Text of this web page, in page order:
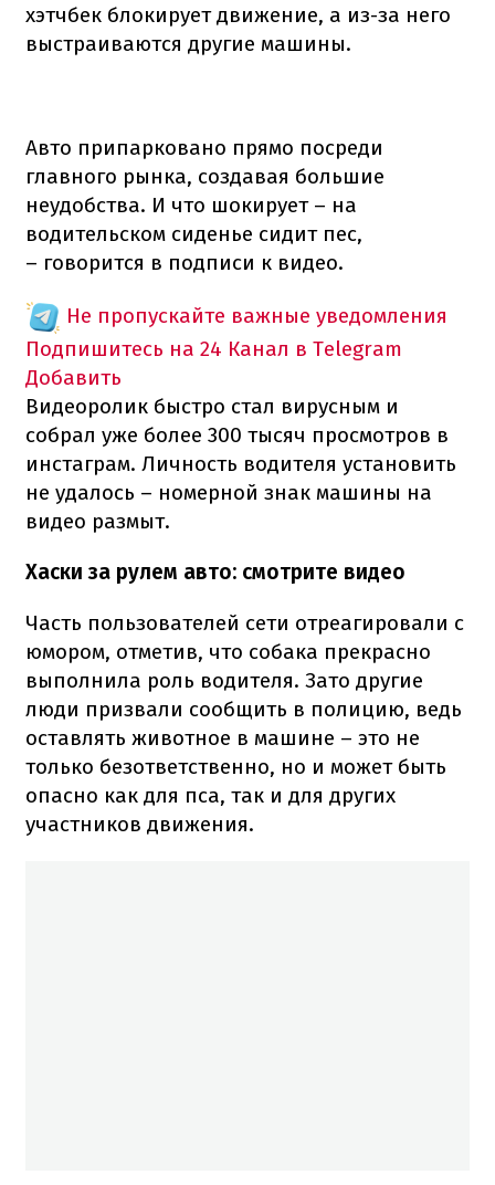
хэтчбек блокирует движение, а из-за него
выстраиваются другие машины.
Авто припарковано прямо посреди
главного рынка, создавая большие
неудобства. И что шокирует – на
водительском сиденье сидит пес,
– говорится в подписи к видео.
Не пропускайте важные уведомления
Подпишитесь на 24 Канал в Telegram
Добавить
Видеоролик быстро стал вирусным и
собрал уже более 300 тысяч просмотров в
инстаграм. Личность водителя установить
не удалось – номерной знак машины на
видео размыт.
Хаски за рулем авто: смотрите видео
Часть пользователей сети отреагировали с
юмором, отметив, что собака прекрасно
выполнила роль водителя. Зато другие
люди призвали сообщить в полицию, ведь
оставлять животное в машине – это не
только безответственно, но и может быть
опасно как для пса, так и для других
участников движения.